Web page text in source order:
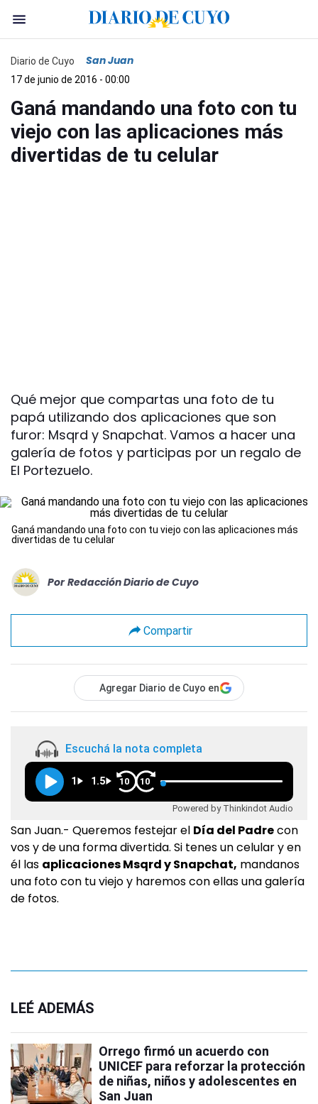
Diario de Cuyo San Juan
17 de junio de 2016 - 00:00
Ganá mandando una foto con tu
viejo con las aplicaciones más
divertidas de tu celular
Qué mejor que compartas una foto de tu
papá utilizando dos aplicaciones que son
furor: Msqrd y Snapchat. Vamos a hacer una
galería de fotos y participas por un regalo de
El Portezuelo.
Ganá mandando una foto con tu viejo con las aplicaciones más
divertidas de tu celular
Por Redacción Diario de Cuyo
Compartir
Agregar Diario de Cuyo en
Escuchá la nota completa
1 1.5 10 10
Powered by Thinkindot Audio
San Juan.- Queremos festejar el Día del Padrecon
vos y de una forma divertida. Si tenes un celular y en
él las aplicaciones Msqrd y Snapchat, mandanos
una foto con tu viejo y haremos con ellas una galería
de fotos.
LEÉ ADEMÁS
Orrego firmó un acuerdo con
UNICEF para reforzar la protección
de niñas, niños y adolescentes en
San Juan